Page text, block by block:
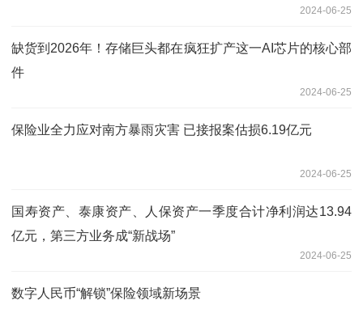
2024-06-25
缺货到2026年！存储巨头都在疯狂扩产这一AI芯片的核心部
件
2024-06-25
保险业全力应对南方暴雨灾害 已接报案估损6.19亿元
2024-06-25
国寿资产、泰康资产、人保资产一季度合计净利润达13.94
亿元，第三方业务成“新战场”
2024-06-25
数字人民币“解锁”保险领域新场景